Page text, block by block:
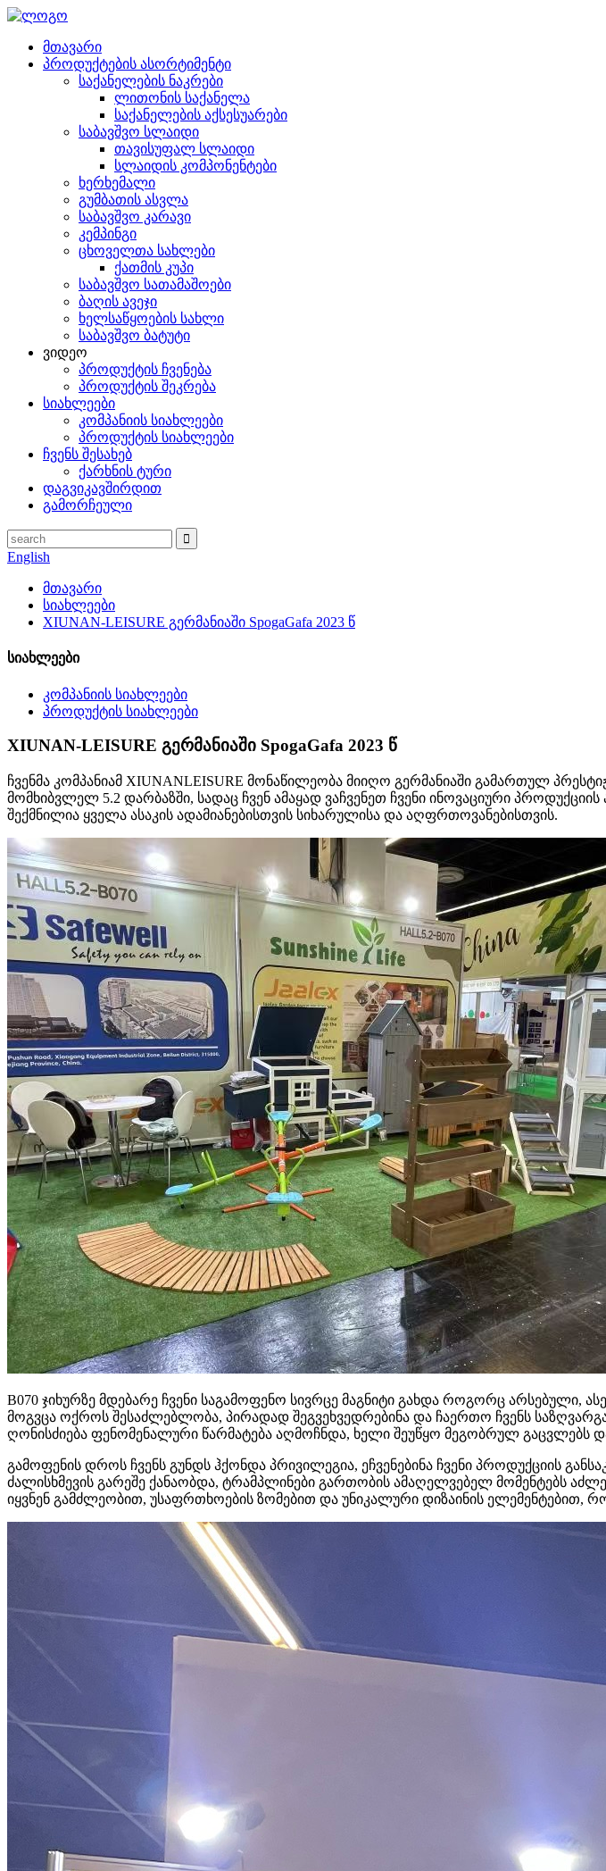
მთავარი
პროდუქტების ასორტიმენტი
საქანელების ნაკრები
ლითონის საქანელა
საქანელების აქსესუარები
საბავშვო სლაიდი
თავისუფალ სლაიდი
სლაიდის კომპონენტები
ხერხემალი
გუმბათის ასვლა
საბავშვო კარავი
კემპინგი
ცხოველთა სახლები
ქათმის კუპი
საბავშვო სათამაშოები
ბაღის ავეჯი
ხელსაწყოების სახლი
საბავშვო ბატუტი
ვიდეო
პროდუქტის ჩვენება
პროდუქტის შეკრება
სიახლეები
კომპანიის სიახლეები
პროდუქტის სიახლეები
ჩვენს შესახებ
ქარხნის ტური
დაგვიკავშირდით
გამორჩეული
English
მთავარი
სიახლეები
XIUNAN-LEISURE გერმანიაში SpogaGafa 2023 წ
სიახლეები
კომპანიის სიახლეები
პროდუქტის სიახლეები
XIUNAN-LEISURE გერმანიაში SpogaGafa 2023 წ
ჩვენმა კომპანიამ XIUNANLEISURE მონაწილეობა მიიღო გერმანიაში გამართულ
მომხიბვლელ 5.2 დარბაზში, სადაც ჩვენ ამაყად ვაჩვენეთ ჩვენი ინოვაციური
შექმნილია ყველა ასაკის ადამიანებისთვის სიხარულისა და აღფრთოვანებისთვის.
B070 ჯიხურზე მდებარე ჩვენი საგამოფენო სივრცე მაგნიტი გახდა როგორც არსებული,
მოგვცა ოქროს შესაძლებლობა, პირადად შეგვეხვედრებინა და ჩაერთო ჩვენს
ღონისძიება ფენომენალური წარმატება აღმოჩნდა, ხელი შეუწყო მეგობრულ გაცვლებს
გამოფენის დროს ჩვენს გუნდს ჰქონდა პრივილეგია, ეჩვენებინა ჩვენი პროდუქციის
ძალისხმევის გარეშე ქანაობდა, ტრამპლინები გართობის ამაღელვებელ მომენტებს
იყვნენ გამძლეობით, უსაფრთხოების ზომებით და უნიკალური დიზაინის